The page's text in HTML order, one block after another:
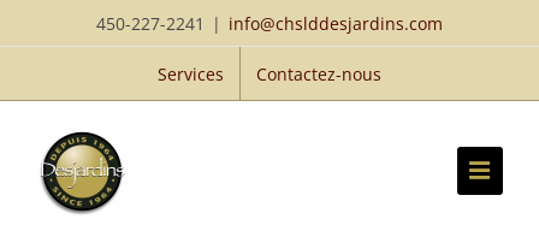
au
450-227-2241 | info@chslddesjardins.com
Services Contactez-nous